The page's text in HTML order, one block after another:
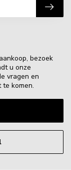
bezoek
u onze
vragen en
komen.